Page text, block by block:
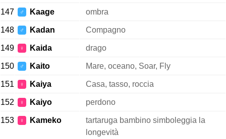
147 ♂ Kaage ombra
148 ♂ Kadan Compagno
149 ♀ Kaida drago
150 ♂ Kaito Mare, oceano, Soar, Fly
151 ♀ Kaiya Casa, tasso, roccia
152 ♀ Kaiyo perdono
153 ♀ Kameko
tartaruga bambino simboleggia la
longevità